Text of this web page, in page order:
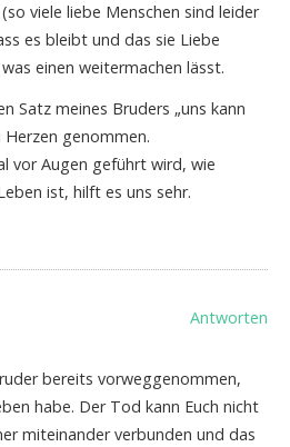
viele liebe Menschen sind leider
es bleibt und das sie Liebe
einen weitermachen lässt.
Satz meines Bruders „uns kann
Herzen genommen.
vor Augen geführt wird, wie
ist, hilft es uns sehr.
Antworten
bereits vorweggenommen,
habe. Der Tod kann Euch nicht
miteinander verbunden und das